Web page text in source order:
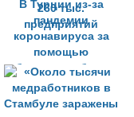
В Турции из-за
пандемии
коронавируса за
помощью
обратились более
260 тыс.
предприятий